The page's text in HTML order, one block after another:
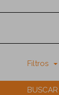
Filtros
BUSCAR